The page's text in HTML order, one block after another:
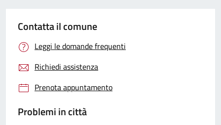
Contatta il comune
Leggi le domande frequenti
Richiedi assistenza
Prenota appuntamento
Problemi in città